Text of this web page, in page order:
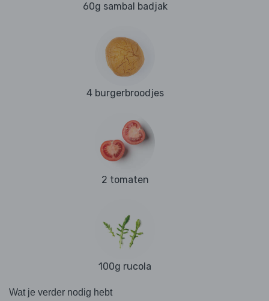
60g sambal badjak
4 burgerbroodjes
2 tomaten
100g rucola
Wat je verder nodig hebt